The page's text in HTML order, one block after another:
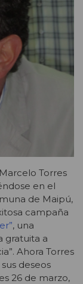
Torres
en el
de Maipú,
campaña
, una
gratuita a
Ahora Torres
deseos
26 de marzo,